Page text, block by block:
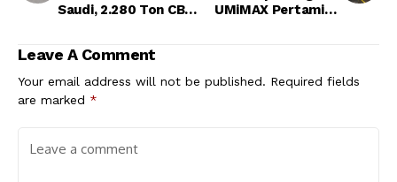
Saudi, 2.280 Ton CBP
UMiMAX Pertamina
Leave A Comment
Your email address will not be published. Required fields
are marked *